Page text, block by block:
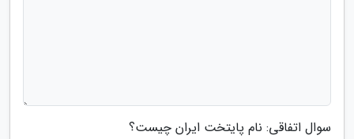
سوال اتفاقی: نام پایتخت ایران چیست؟